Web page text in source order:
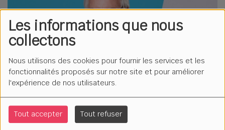
Les informations que nous
collectons
Nous utilisons des cookies pour fournir les services et les
fonctionnalités proposés sur notre site et pour améliorer
l'expérience de nos utilisateurs.
Tout accepter Tout refuser